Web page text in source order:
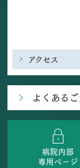
アクセス
よくある
病院内部
専用ページ